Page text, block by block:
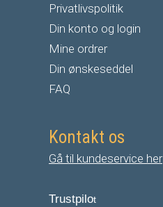
Privatlivspolitik
Din konto og login
Mine ordrer
Din ønskeseddel
FAQ
Kontakt os
Gå til kundeservice her
Trustpilot